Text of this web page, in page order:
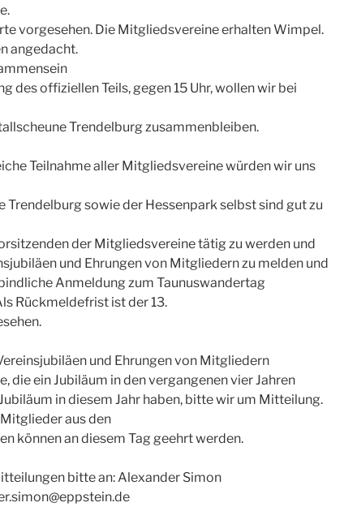
vorgesehen. Die Mitgliedsvereine erhalten Wimpel.
angedacht.
des offiziellen Teils, gegen 15 Uhr, wollen wir bei
Trendelburg zusammenbleiben.
Teilnahme aller Mitgliedsvereine würden wir uns
Trendelburg sowie der Hessenpark selbst sind gut zu
der Mitgliedsvereine tätig zu werden und
und Ehrungen von Mitgliedern zu melden und
Anmeldung zum Taunuswandertag
Rückmeldefrist ist der 13.
und Ehrungen von Mitgliedern
die ein Jubiläum in den vergangenen vier Jahren
in diesem Jahr haben, bitte wir um Mitteilung.
aus den
können an diesem Tag geehrt werden.
bitte an: Alexander Simon